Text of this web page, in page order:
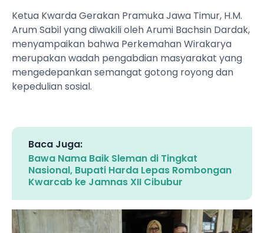
Ketua Kwarda Gerakan Pramuka Jawa Timur, H.M.
Arum Sabil yang diwakili oleh Arumi Bachsin Dardak,
menyampaikan bahwa Perkemahan Wirakarya
merupakan wadah pengabdian masyarakat yang
mengedepankan semangat gotong royong dan
kepedulian sosial.
Baca Juga:
Bawa Nama Baik Sleman di Tingkat
Nasional, Bupati Harda Lepas Rombongan
Kwarcab ke Jamnas XII Cibubur